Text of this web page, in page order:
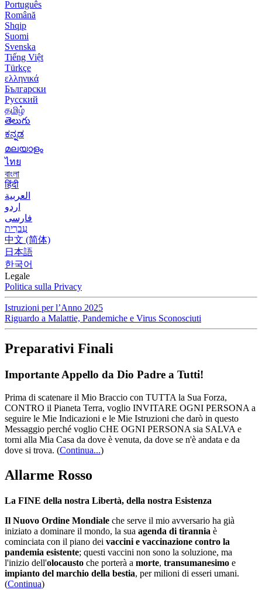
Português
Română
Shqip
Suomi
Svenska
Tiếng Việt
Türkçe
ελληνικά
Български
Русский
தமிழ்
తెలుగు
ಕನ್ನಡ
മലയാളം
ไทย
বাংলা
हिंदी
العربية
اردو
فارسی
עִברִית
中文 (简体)
日本語
한국어
Legale
Politica sulla Privacy
Istruzioni per l’Anno 2025
Riguardo a Malattie, Pandemiche e Virus Sconosciuti
Preparativi Finali
Importante Appello da Dio Padre a Tutti!
Prima di scatenare il Mio Braccio con TUTTA la Sua Forza,
CONTRO il Pianeta Terra, voglio INVITARE OGNI PERSONA a
seguire le Mie Indicazioni e le Mie Istruzioni che darò in questo
Messaggio perché voglio CHE OGNI PERSONA sia SALVA e
torni alla Mia Casa da dove è venuta, da dove se n'è andata e da
dove si trova. (Continua...)
Allarme Rosso
La FINE della nostra Libertà, della nostra Esistenza
Il Nuovo Ordine Mondiale che serve il mio avversario ha già
iniziato a dominare il mondo, la sua agenda di tirannia è
cominciata con il piano dei vaccini e vaccinazione contro la
pandemia esistente; questi vaccini non sono la soluzione, ma
l'inizio dell'olocausto che porterà a morte, transumanesimo e
impianto del marchio della bestia, per milioni di esseri umani.
(Continua)